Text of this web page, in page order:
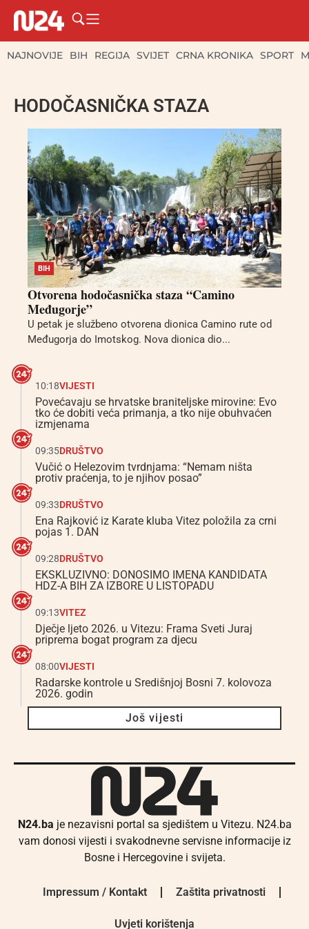
NAJNOVIJE BIH REGIJA SVIJET CRNA KRONIKA SPORT
HODOČASNIČKA STAZA
BIH
Otvorena hodočasnička staza “Camino
Međugorje”
U petak je službeno otvorena dionica Camino rute od
Međugorja do Imotskog. Nova dionica dio...
10:18VIJESTI
Povećavaju se hrvatske braniteljske mirovine: Evo
tko će dobiti veća primanja, a tko nije obuhvaćen
izmjenama
09:35DRUŠTVO
Vučić o Helezovim tvrdnjama: “Nemam ništa
protiv praćenja, to je njihov posao”
09:33DRUŠTVO
Ena Rajković iz Karate kluba Vitez položila za crni
pojas 1. DAN
09:28DRUŠTVO
EKSKLUZIVNO: DONOSIMO IMENA KANDIDATA
HDZ-A BIH ZA IZBORE U LISTOPADU
09:13VITEZ
Dječje ljeto 2026. u Vitezu: Frama Sveti Juraj
priprema bogat program za djecu
08:00VIJESTI
Radarske kontrole u Središnjoj Bosni 7. kolovoza
2026. godin
Još vijesti
N24.ba je nezavisni portal sa sjedištem u Vitezu. N24.ba
vam donosi vijesti i svakodnevne servisne informacije iz
Bosne i Hercegovine i svijeta.
Impressum / Kontakt Zaštita privatnosti
Uvjeti korištenja